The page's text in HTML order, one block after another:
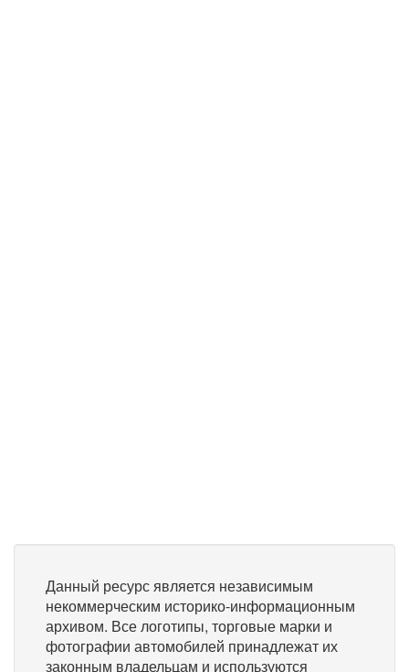
Данный ресурс является независимым
некоммерческим историко-информационным
архивом. Все логотипы, торговые марки и
фотографии автомобилей принадлежат их
законным владельцам и используются